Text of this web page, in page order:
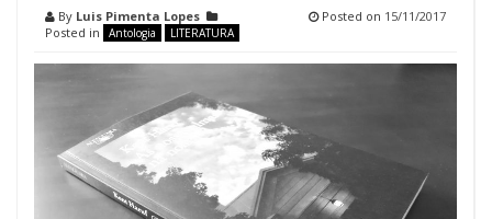
By Luis Pimenta Lopes
Posted in
Antologia LITERATURA
Posted on 15/11/2017